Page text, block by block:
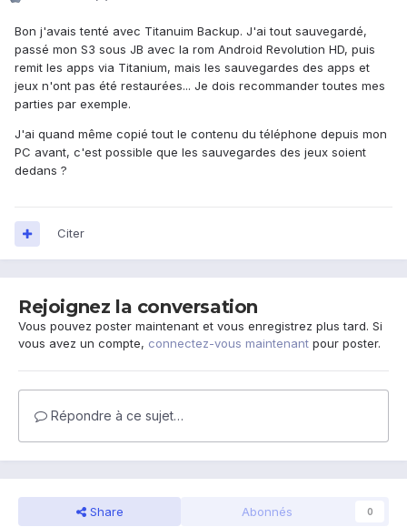
Bon j'avais tenté avec Titanuim Backup. J'ai tout sauvegardé,
passé mon S3 sous JB avec la rom Android Revolution HD, puis
remit les apps via Titanium, mais les sauvegardes des apps et
jeux n'ont pas été restaurées... Je dois recommander toutes mes
parties par exemple.
J'ai quand même copié tout le contenu du téléphone depuis mon
PC avant, c'est possible que les sauvegardes des jeux soient
dedans ?
Citer
Rejoignez la conversation
Vous pouvez poster maintenant et vous enregistrez plus tard. Si
vous avez un compte, connectez-vous maintenant pour poster.
Répondre à ce sujet…
Share Abonnés 0